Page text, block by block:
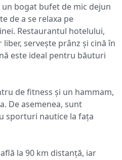
bogat bufet de mic dejun
de a se relaxa pe
Restaurantul hotelului,
servește prânz și cină în
este ideal pentru băuturi
de fitness și un hammam,
De asemenea, sunt
sporturi nautice la fața
la 90 km distanță, iar